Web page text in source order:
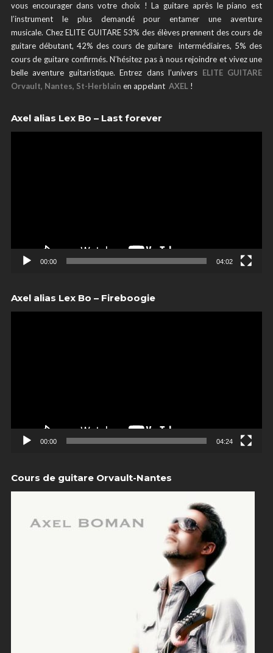
vous encourager dans votre choix ! La guitare après le piano est
l’instrument le plus demandé pour entamer une aventure
musicale. Chez ELITE GUITARE 53% des élèves prennent des cours de
guitare débutant, 42% des cours de guitare intermédiaires, 5% des
cours de guitare confirmés. N’hésitez pas à nous rejoindre et vivez une
belle aventure guitaristique. Entrez dans l’univers ELITE GUITARE
Orvault, Nantes, St-Herblain en appelant AXEL !
Axel alias Lex Bo – Last forever
00:00 04:02
Axel alias Lex Bo – Fireboogie
00:00 04:24
Cours de guitare Orvault-Nantes